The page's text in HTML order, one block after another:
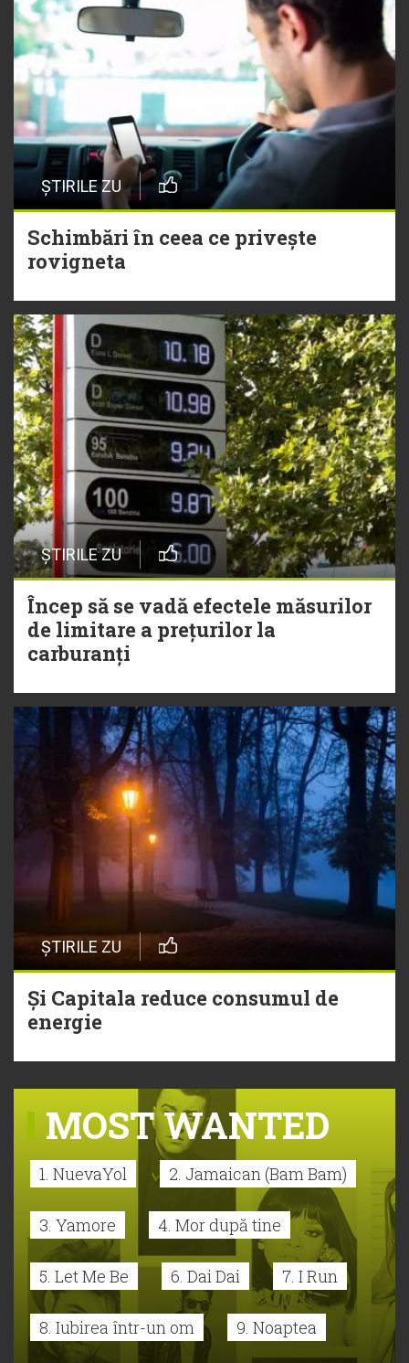
ȘTIRILE ZU
Schimbări în ceea ce privește
rovigneta
ȘTIRILE ZU
Încep să se vadă efectele măsurilor
de limitare a prețurilor la
carburanți
ȘTIRILE ZU
Și Capitala reduce consumul de
energie
MOST WANTED
1. NuevaYol 2. Jamaican (Bam Bam)
3. Yamore 4. Mor după tine
5. Let Me Be 6. Dai Dai 7. I Run
8. Iubirea într-un om 9. Noaptea